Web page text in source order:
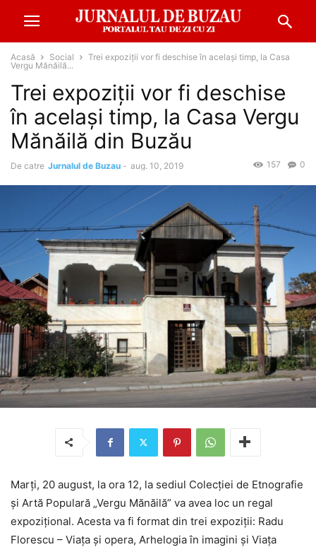
Acasă Social
Trei expoziţii vor fi deschise în acelaşi timp, la Casa
Vergu Mănăilă...
Trei expoziţii vor fi deschise
în acelaşi timp, la Casa Vergu
Mănăilă din Buzău
De catre Jurnalul de Buzau - aug. 10, 2019 0
157
Marţi, 20 august, la ora 12, la sediul Colecţiei de Etnografie
şi Artă Populară „Vergu Mănăilă” va avea loc un regal
expoziţional. Acesta va fi format din trei expoziţii: Radu
Florescu – Viaţa şi opera, Arhelogia în imagini şi Viaţa